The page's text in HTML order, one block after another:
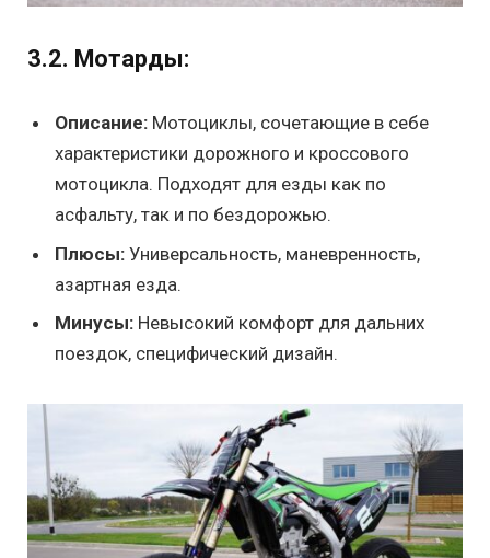
3.2. Мотарды:
Описание: Мотоциклы, сочетающие в себе
характеристики дорожного и кроссового
мотоцикла. Подходят для езды как по
асфальту, так и по бездорожью.
Плюсы: Универсальность, маневренность,
азартная езда.
Минусы: Невысокий комфорт для дальних
поездок, специфический дизайн.